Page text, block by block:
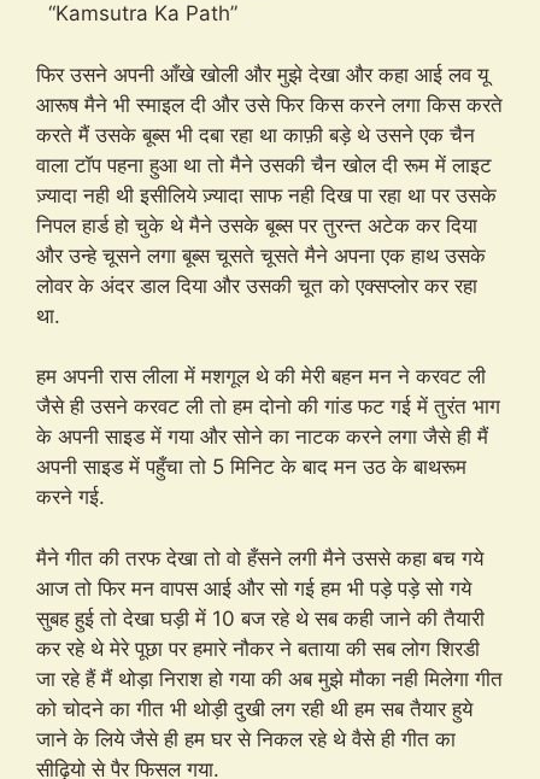
“Kamsutra Ka Path”
फिर उसने अपनी आँखे खोली और मुझे देखा और कहा आई लव यू
आरूष मैने भी स्माइल दी और उसे फिर किस करने लगा किस करते
करते मैं उसके बूब्स भी दबा रहा था काफ़ी बड़े थे उसने एक चैन
वाला टॉप पहना हुआ था तो मैने उसकी चैन खोल दी रूम में लाइट
ज़्यादा नही थी इसीलिये ज़्यादा साफ नही दिख पा रहा था पर उसके
निपल हार्ड हो चुके थे मैने उसके बूब्स पर तुरन्त अटेक कर दिया
और उन्हे चूसने लगा बूब्स चूसते चूसते मैने अपना एक हाथ उसके
लोवर के अंदर डाल दिया और उसकी चूत को एक्सप्लोर कर रहा
था.
हम अपनी रास लीला में मशगूल थे की मेरी बहन मन ने करवट ली
जैसे ही उसने करवट ली तो हम दोनो की गांड फट गई में तुरंत भाग
के अपनी साइड में गया और सोने का नाटक करने लगा जैसे ही मैं
अपनी साइड में पहुँचा तो 5 मिनिट के बाद मन उठ के बाथरूम
करने गई.
मैने गीत की तरफ देखा तो वो हँसने लगी मैने उससे कहा बच गये
आज तो फिर मन वापस आई और सो गई हम भी पड़े पड़े सो गये
सुबह हुई तो देखा घड़ी में 10 बज रहे थे सब कही जाने की तैयारी
कर रहे थे मेरे पूछा पर हमारे नौकर ने बताया की सब लोग शिरडी
जा रहे हैं मैं थोड़ा निराश हो गया की अब मुझे मौका नही मिलेगा गीत
को चोदने का गीत भी थोड़ी दुखी लग रही थी हम सब तैयार हुये
जाने के लिये जैसे ही हम घर से निकल रहे थे वैसे ही गीत का
सीढ़ियो से पैर फिसल गया.